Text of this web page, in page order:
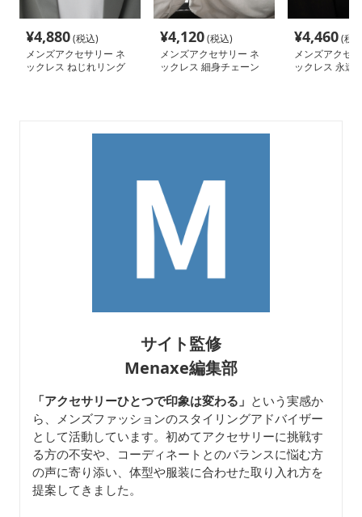
¥4,880(税込)
メンズアクセサリー ネ
ックレス ねじれリング
¥4,120(税込)
メンズアクセサリー ネ
ックレス 細身チェーン
¥4,460(税
メンズアクセ
ックレス 永遠
サイト監修
Menaxe編集部
「アクセサリーひとつで印象は変わる」 という実感か
ら、メンズファッションのスタイリングアドバイザー
として活動しています。初めてアクセサリーに挑戦す
る方の不安や、コーディネートとのバランスに悩む方
の声に寄り添い、体型や服装に合わせた取り入れ方を
提案してきました。